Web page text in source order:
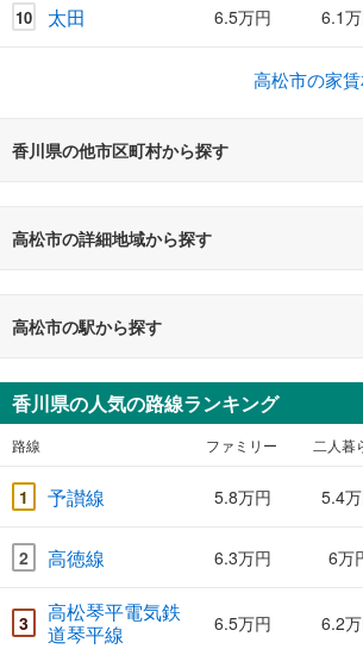
10 太田 6.5万円 6.1
高松市の家
香川県の他市区町村から探す
高松市の詳細地域から探す
高松市の駅から探す
香川県の人気の路線ランキング
路線 ファミリー 二人暮
1 予讃線 5.8万円 5.4
2 高徳線 6.3万円 6万
3
高松琴平電気鉄
道琴平線
6.5万円 6.2